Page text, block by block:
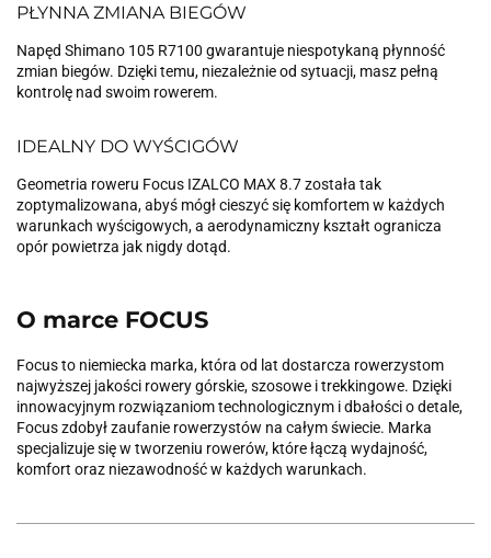
PŁYNNA ZMIANA BIEGÓW
Napęd Shimano 105 R7100 gwarantuje niespotykaną płynność
zmian biegów. Dzięki temu, niezależnie od sytuacji, masz pełną
kontrolę nad swoim rowerem.
IDEALNY DO WYŚCIGÓW
Geometria roweru Focus IZALCO MAX 8.7 została tak
zoptymalizowana, abyś mógł cieszyć się komfortem w każdych
warunkach wyścigowych, a aerodynamiczny kształt ogranicza
opór powietrza jak nigdy dotąd.
O marce FOCUS
Focus to niemiecka marka, która od lat dostarcza rowerzystom
najwyższej jakości rowery górskie, szosowe i trekkingowe. Dzięki
innowacyjnym rozwiązaniom technologicznym i dbałości o detale,
Focus zdobył zaufanie rowerzystów na całym świecie. Marka
specjalizuje się w tworzeniu rowerów, które łączą wydajność,
komfort oraz niezawodność w każdych warunkach.